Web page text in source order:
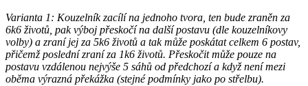
Varianta 1: Kouzelník zacílí na jednoho tvora, ten bude zraněn za
6k6 životů, pak výboj přeskočí na další postavu (dle kouzelníkovy
volby) a zraní jej za 5k6 životů a tak může poskátat celkem 6 postav,
přičemž poslední zraní za 1k6 životů. Přeskočit může pouze na
postavu vzdálenou nejvýše 5 sáhů od předchozí a když není mezi
oběma výrazná překážka (stejné podmínky jako po střelbu).